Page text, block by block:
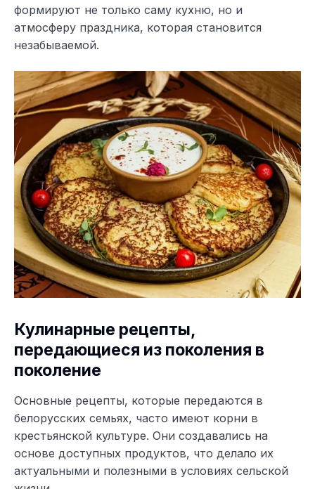
формируют не только саму кухню, но и
атмосферу праздника, которая становится
незабываемой.
Кулинарные рецепты,
передающиеся из поколения в
поколение
Основные рецепты, которые передаются в
белорусских семьях, часто имеют корни в
крестьянской культуре. Они создавались на
основе доступных продуктов, что делало их
актуальными и полезными в условиях сельской